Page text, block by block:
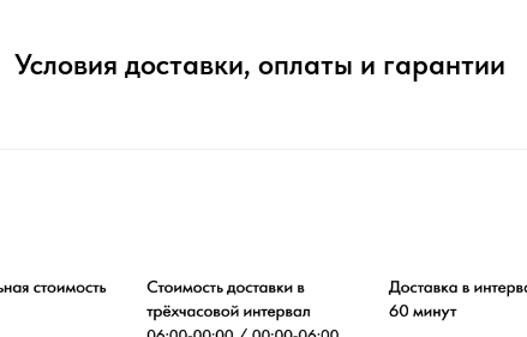
Условия доставки, оплаты и гарантии